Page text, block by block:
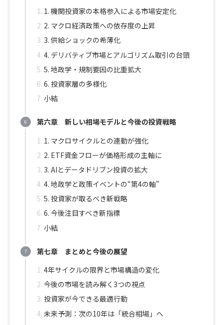
1. 機関投資家の本格参入による市場安定化
2. マクロ経済政策への依存度の上昇
3. 供給ショックの希薄化
4. デリバティブ市場とアルゴリズム取引の台頭
5. 地政学・規制要因の比重拡大
6. 投資家層の多様化
小結
第六章 新しい相場モデルと今後の投資戦略
1. マクロサイクルとの連動が強化
2. ETF資金フローが価格形成の主軸に
3. AIとデータドリブン投資の拡大
4. 地政学と政策イベントの“第4の軸”
5. 投資家が取るべき新戦略
6. 今後注目すべき新指標
小結
第七章 まとめと今後の展望
4年サイクルの限界と市場構造の変化
今後の市場を読み解く3つの視点
投資家が今できる最適行動
未来予測：次の10年は「統合相場」へ